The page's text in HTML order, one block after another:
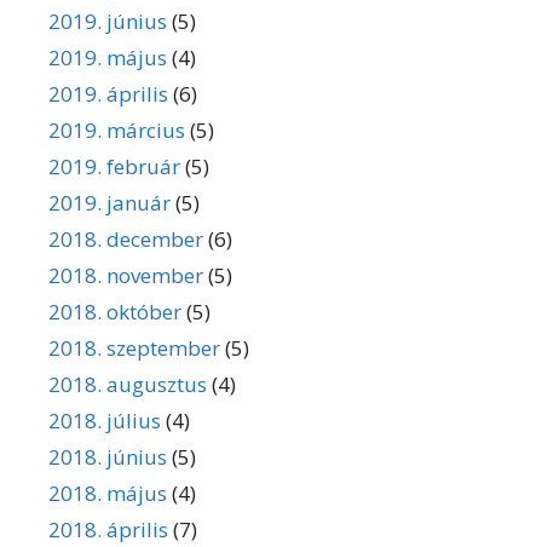
2019. június (5)
2019. május (4)
2019. április (6)
2019. március (5)
2019. február(5)
2019. január(5)
2018. december(6)
2018. november(5)
2018. október(5)
2018. szeptember(5)
2018. augusztus (4)
2018. július (4)
2018. június (5)
2018. május (4)
2018. április (7)